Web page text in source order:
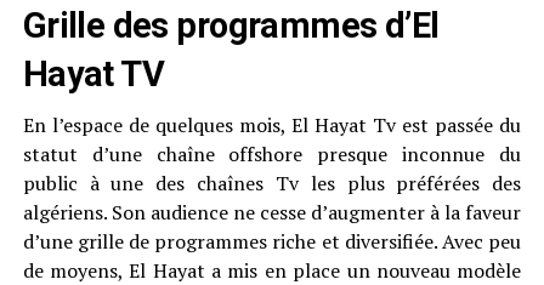
Grille des programmes d’El
Hayat TV
En l’espace de quelques mois, El Hayat Tv est passée du
statut d’une chaîne offshore presque inconnue du
public à une des chaînes Tv les plus préférées des
algériens. Son audience ne cesse d’augmenter à la faveur
d’une grille de programmes riche et diversifiée. Avec peu
de moyens, El Hayat a mis en place un nouveau modèle